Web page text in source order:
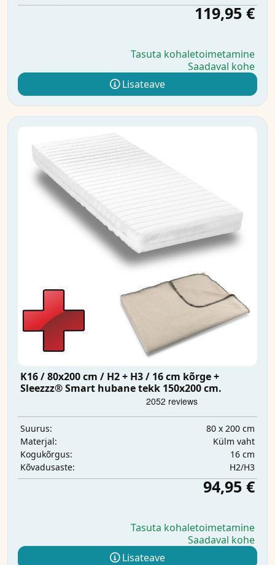
119,95 €
Tasuta kohaletoimetamine
Saadaval kohe
Lisateave
K16 / 80x200 cm / H2 + H3 / 16 cm kõrge +
Sleezzz® Smart hubane tekk 150x200 cm.
Suurus:
80 x 200 cm
Materjal:
Külm vaht
Kogukõrgus:
16 cm
Kõvadusaste:
H2/H3
94,95 €
Tasuta kohaletoimetamine
Saadaval kohe
Lisateave